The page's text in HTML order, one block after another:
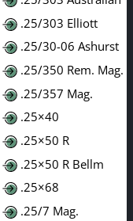
.25/303 Elliott
.25/30-06 Ashurst
.25/350 Rem. Mag.
.25/357 Mag.
.25×40
.25×50 R
.25×50 R Bellm
.25×68
.25/7 Mag.